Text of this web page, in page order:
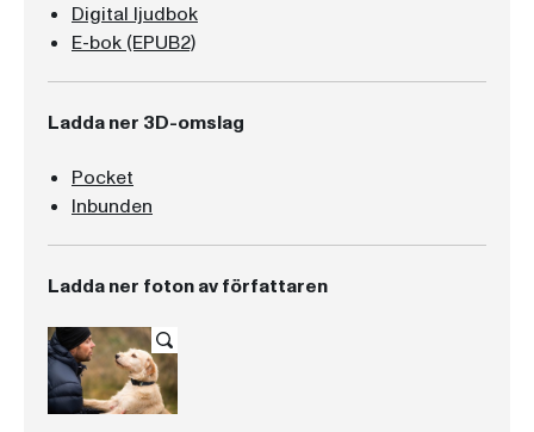
Digital ljudbok
E-bok (EPUB2)
Ladda ner 3D-omslag
Pocket
Inbunden
Ladda ner foton av författaren